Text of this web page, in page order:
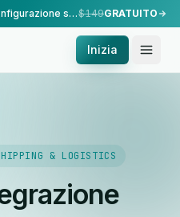
Configurazione gestita da noi — configurazione standard, eseguita dal nostro team.$149GRATUITO
Inizia
& LOGISTICS